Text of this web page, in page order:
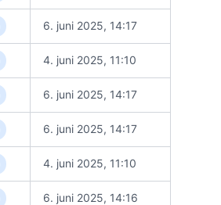
6. juni 2025, 14:17
4. juni 2025, 11:10
6. juni 2025, 14:17
6. juni 2025, 14:17
4. juni 2025, 11:10
6. juni 2025, 14:16